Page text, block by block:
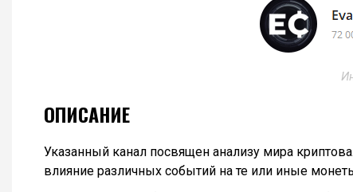
ОПИСАНИЕ
Указанный канал посвящен анализу мира
влияние различных событий на те или иные